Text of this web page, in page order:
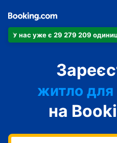
У нас уже є 29 279 209
житло для
готель
на